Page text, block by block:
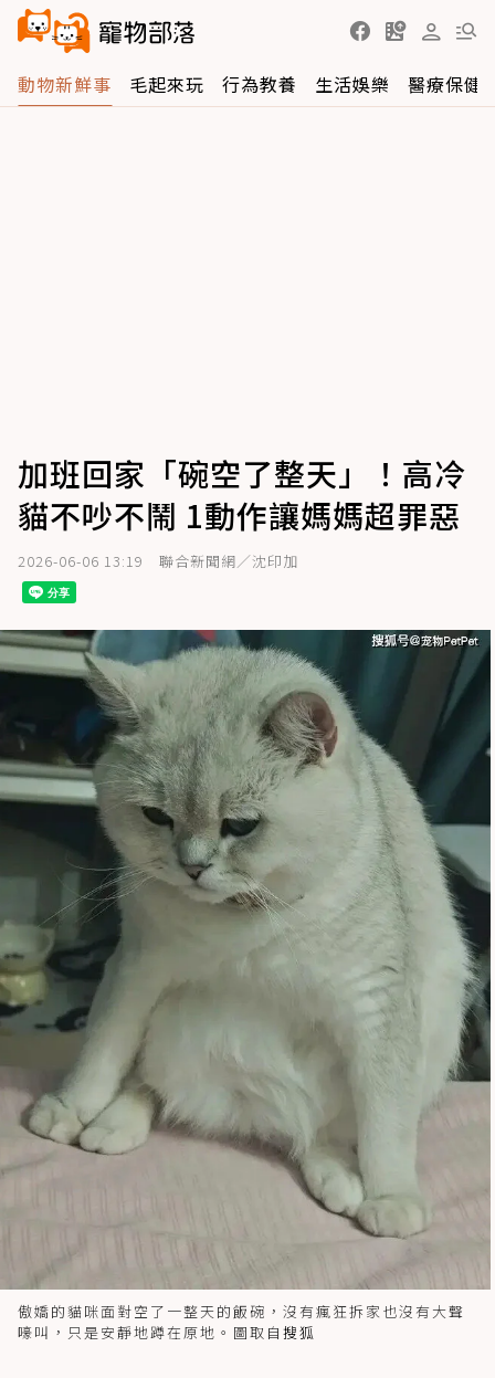
動物新鮮事 毛起來玩 行為教養 生活娛樂 醫療保健
加班回家「碗空了整天」！高冷
貓不吵不鬧 1動作讓媽媽超罪惡
2026-06-06 13:19 聯合新聞網／沈印加
傲嬌的貓咪面對空了一整天的飯碗，沒有瘋狂拆家也沒有大聲
嚎叫，只是安靜地蹲在原地。圖取自 搜狐